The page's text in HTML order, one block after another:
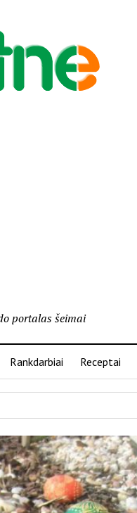
portalas šeimai
Rankdarbiai Receptai